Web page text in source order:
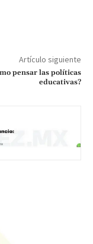
Artículo siguiente
pensar las políticas
educativas?